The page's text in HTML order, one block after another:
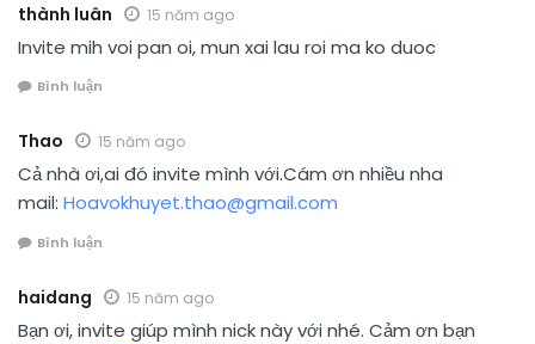
thành luân 15 năm ago
Invite mih voi pan oi, mun xai lau roi ma ko duoc
Bình luận
Thao 15 năm ago
Cả nhà ơi,ai đó invite mình với.Cám ơn nhiều nha
mail: Hoavokhuyet.thao@gmail.com
Bình luận
haidang 15 năm ago
Bạn ơi, invite giúp mình nick này với nhé. Cảm ơn bạn